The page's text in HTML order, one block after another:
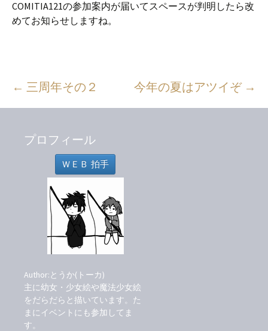
COMITIA121の参加案内が届いてスペースが判明したら改
めてお知らせしますね。
投
稿
← 三周年その２ 今年の夏はアツイぞ →
プロフィール
ＷＥＢ 拍手
Author:とうか(トーカ)
主に幼女・少女絵や魔法少女絵
をだらだらと描いています。た
まにイベントにも参加してま
す。